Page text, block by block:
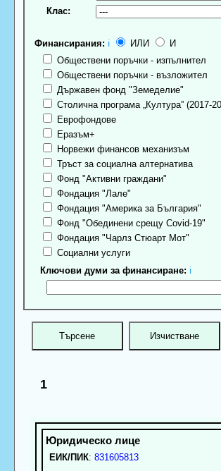
Клас:
Финансирания: ℹ ИЛИ
И
Обществени поръчки - изпълнител
Обществени поръчки - възложител
Държавен фонд "Земеделие"
Столична програма „Култура” (2017-
Еврофондове
Еразъм+
Норвежи финансов механизъм
Тръст за социална алтернатива
Фонд "Активни граждани"
Фондация "Лале"
Фондация "Америка за България"
Фонд "Обединени срещу Covid-19"
Фондация "Чарлз Стюарт Мот"
Социални услуги
Ключови думи за финансиране: ℹ
1
ЕИК/ПИК: 831605813